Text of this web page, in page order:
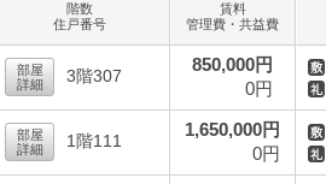
階数
住戸番号
賃料
管理費・共益費
部屋
詳細
3階307
850,000円
0円
部屋
詳細
1階111
1,650,000円
0円